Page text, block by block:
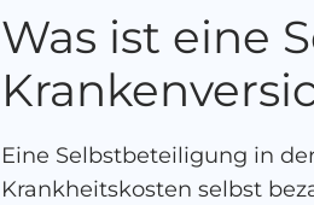
Was ist eine
Eine Selbstbeteiligung in
Krankheitskosten selbst